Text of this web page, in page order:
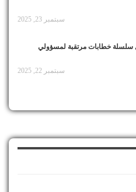
سبتمبر 23, 2025
سلسلة خطابات مرتقبة لمسؤولي
سبتمبر 22, 2025